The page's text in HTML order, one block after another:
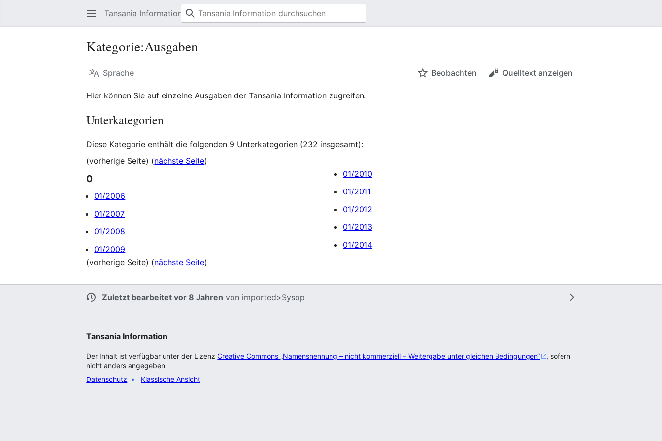
Tansania Information
Kategorie:Ausgaben
Sprache Beobachten Quelltext anzeigen
Hier können Sie auf einzelne Ausgaben der Tansania Information zugreifen.
Unterkategorien
Diese Kategorie enthält die folgenden 9 Unterkategorien (232 insgesamt):
(vorherige Seite) (nächste Seite)
0
01/2006
01/2007
01/2008
01/2009
01/2010
01/2011
01/2012
01/2013
01/2014
(vorherige Seite) (nächste Seite)
Zuletzt bearbeitet vor 8 Jahren von imported>Sysop
Tansania Information
Der Inhalt ist verfügbar unter der LizenzCreative Commons „Namensnennung – nicht kommerziell – Weitergabe unter gleichen Bedingungen“
, sofern
nicht anders angegeben.
Datenschutz
Klassische Ansicht